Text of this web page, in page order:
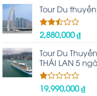
Tour Du
Được
hạng
2.48
5 sao
2,880,000₫
Tour Du
THÁI LAN 5
Được
19,990,000₫